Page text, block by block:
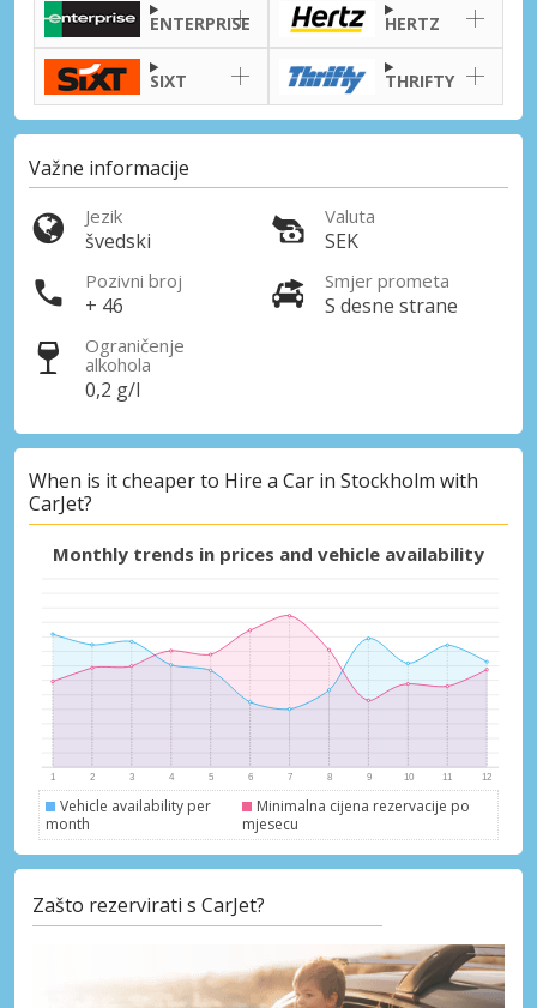
ENTERPRISE HERTZ
SIXT THRIFTY
Važne informacije
Jezik
švedski
Valuta
SEK
Pozivni broj
+ 46
Smjer prometa
S desne strane
Ograničenje
alkohola
0,2 g/l
When is it cheaper to Hire a Car in Stockholm with
CarJet?
Monthly trends in prices and vehicle availability
Vehicle availability per
month
Minimalna cijena rezervacije po
mjesecu
Zašto rezervirati s CarJet?
Posebni popusti
Pristupite ekskluzivnim ponudama naših
dobavljača
Prijava putem eLinka